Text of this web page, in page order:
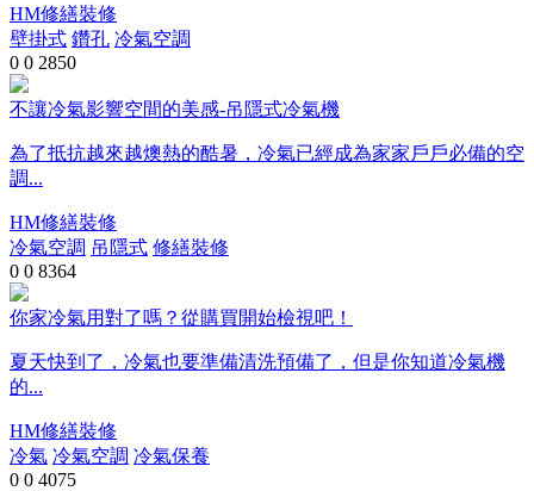
HM修繕裝修
壁掛式 鑽孔 冷氣空調
0 0 2850
不讓冷氣影響空間的美感-吊隱式冷氣機
為了抵抗越來越燠熱的酷暑，冷氣已經成為家家戶戶必備的空
調...
HM修繕裝修
冷氣空調 吊隱式 修繕裝修
0 0 8364
你家冷氣用對了嗎？從購買開始檢視吧！
​夏天快到了，冷氣也要準備清洗預備了，但是你知道冷氣機
的...
HM修繕裝修
冷氣 冷氣空調 冷氣保養
0 0 4075